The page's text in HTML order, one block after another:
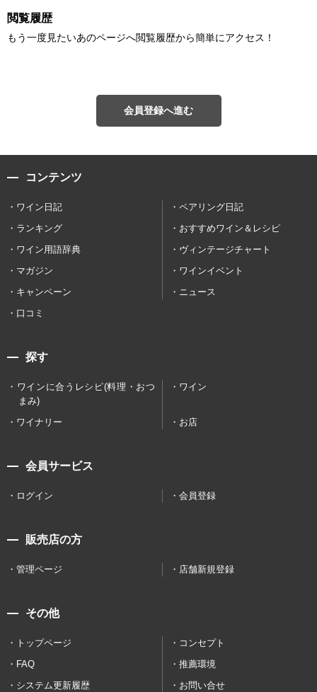
閲覧履歴
もう一度見たいあのページへ閲覧履歴から簡単にアクセス！
会員登録へ進む
コンテンツ
ワイン日記
ペアリング日記
ランキング
おすすめワイン＆レシピ
ワイン用語辞典
ヴィンテージチャート
マガジン
ワインイベント
キャンペーン
ニュース
口コミ
探す
ワインに合うレシピ(料理・おつ
まみ)
ワイン
ワイナリー お店
会員サービス
ログイン 会員登録
販売店の方
管理ページ 店舗新規登録
その他
トップページ
コンセプト
FAQ
推薦環境
システム更新履歴
お問い合せ